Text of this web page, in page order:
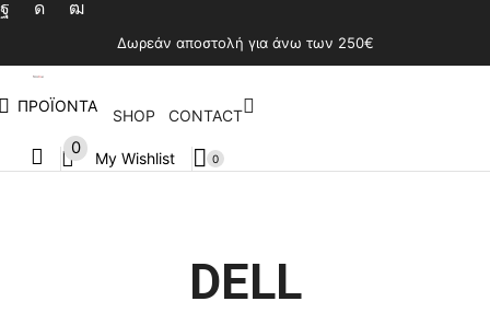
Δωρεάν αποστολή για άνω των 250€
ΠΡΟΪΟΝΤΑ
SHOP CONTACT
0
My Wishlist 0
DELL